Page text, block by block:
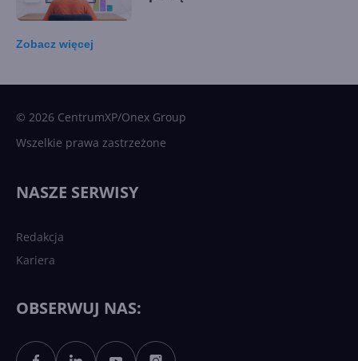
Zobacz więcej
© 2026 CentrumXP/Onex Group
Wszelkie prawa zastrzeżone
NASZE SERWISY
Redakcja
Kariera
OBSERWUJ NAS: